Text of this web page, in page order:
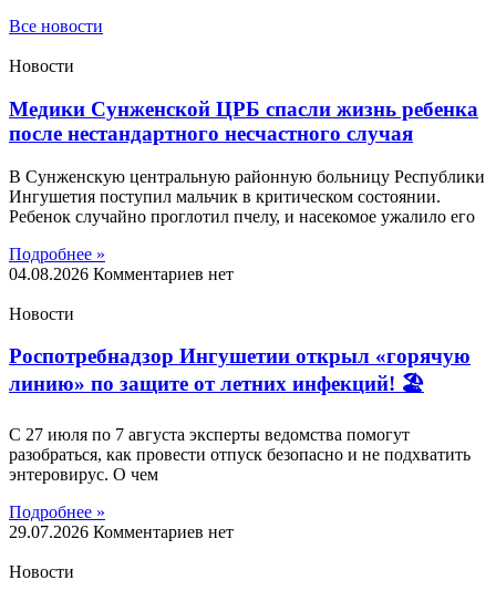
Все новости
Новости
Медики Сунженской ЦРБ спасли жизнь ребенка
после нестандартного несчастного случая
В Сунженскую центральную районную больницу Республики
Ингушетия поступил мальчик в критическом состоянии.
Ребенок случайно проглотил пчелу, и насекомое ужалило его
Подробнее »
04.08.2026 Комментариев нет
Новости
Роспотребнадзор Ингушетии открыл «горячую
линию» по защите от летних инфекций! 🏖
С 27 июля по 7 августа эксперты ведомства помогут
разобраться, как провести отпуск безопасно и не подхватить
энтеровирус. О чем
Подробнее »
29.07.2026 Комментариев нет
Новости